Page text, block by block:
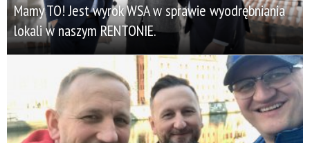
Mamy TO! Jest wyrok WSA w sprawie wyodrębniania
lokali w naszym RENTONIE.